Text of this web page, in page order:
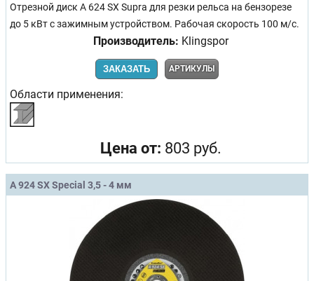
Отрезной диск A 624 SX Supra для резки рельса на бензорезе
до 5 кВт с зажимным устройством. Рабочая скорость 100 м/с.
Производитель: Klingspor
ЗАКАЗАТЬ АРТИКУЛЫ
Области применения:
Цена от: 803 руб.
A 924 SX Special 3,5 - 4 мм